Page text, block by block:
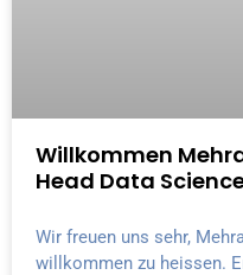
Willkommen
Head Data
Wir freuen uns sehr,
willkommen zu heissen.